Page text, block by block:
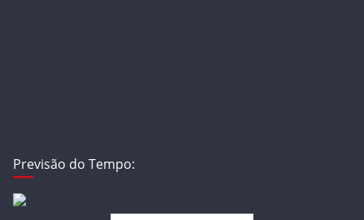
Previsão do Tempo: